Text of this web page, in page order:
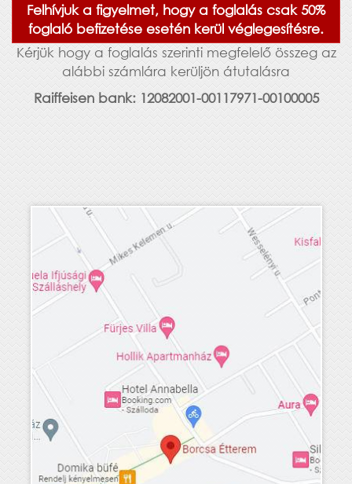
Felhívjuk a figyelmet, hogy a foglalás csak 50%
foglaló befizetése esetén kerül véglegesítésre.
Kérjük hogy a foglalás szerinti megfelelő összeg az
alábbi számlára kerüljön átutalásra
Raiffeisen bank: 12082001-00117971-00100005